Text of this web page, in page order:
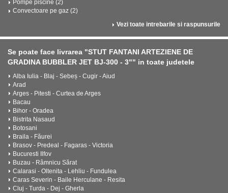
Pompe piscine (2)
Convectoare pe gaz (2)
Vezi toate intrebarile si raspunsurile
Se poate face livrarea "STUT FANTANI ARTEZIENE DE
GRADINA BUBBLER JET BJ-300 - 3"" in toate judetele
Alba Iulia - Blaj - Sebeș - Cugir - Aiud
Arad
Arges - Pitesti - Curtea de Arges
Bacau
Bihor - Oradea
Bistrita Nasaud
Botosani
Braila - Făurei
Brasov - Predeal - Fagaras - Victoria
Bucuresti Ilfov
Buzau - Râmnicu Sărat
Calarasi - Oltenita - Lehliu - Fundulea
Caras Severin - Baile Herculane - Resita
Cluj - Turda - Dej - Gherla